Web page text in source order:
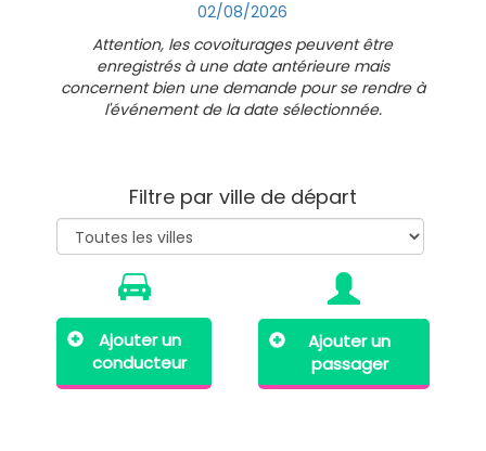
02/08/2026
Attention, les covoiturages peuvent être
enregistrés à une date antérieure mais
concernent bien une demande pour se rendre à
l'événement de la date sélectionnée.
Filtre par ville de départ
Ajouter un
conducteur
Ajouter un
passager